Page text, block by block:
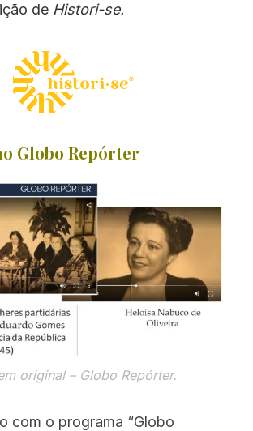
de Histori-se.
Globo Repórter
original – Globo Repórter.
com o programa “Globo